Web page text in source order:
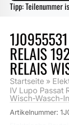
Tipp: Teilenummer
RELAIS
RELAIS
Startseite »
IV Lupo Passat
Wisch-Wasch-
Artikelnummer: